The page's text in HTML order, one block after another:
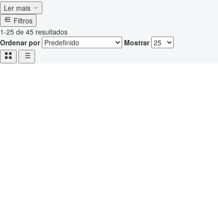
Ler mais
Filtros
1-25 de 45 resultados
Ordenar por
Mostrar